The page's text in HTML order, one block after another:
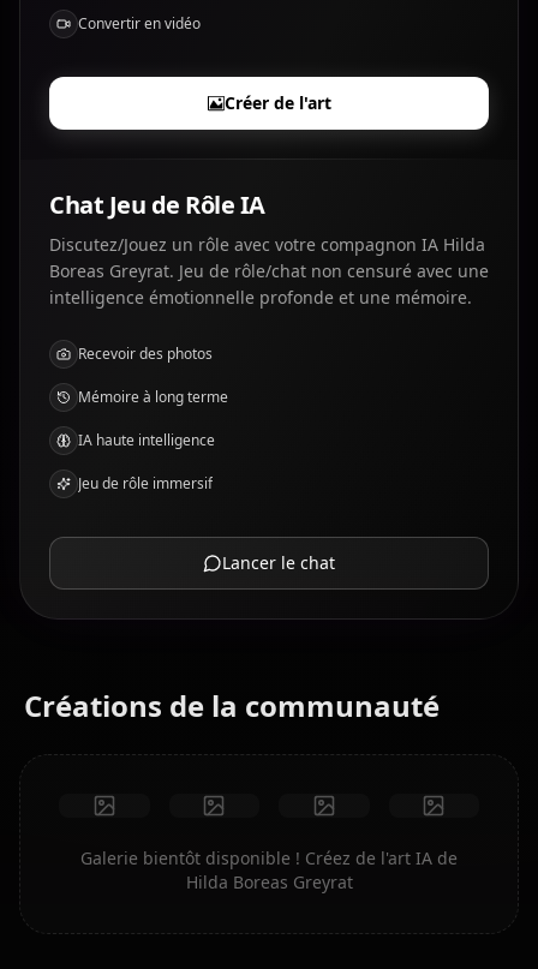
Convertir en vidéo
Créer de l'art
Chat Jeu de Rôle IA
Discutez/Jouez un rôle avec votre compagnon IA Hilda
Boreas Greyrat. Jeu de rôle/chat non censuré avec une
intelligence émotionnelle profonde et une mémoire.
Recevoir des photos
Mémoire à long terme
IA haute intelligence
Jeu de rôle immersif
Lancer le chat
Créations de la communauté
Galerie bientôt disponible ! Créez de l'art IA de
Hilda Boreas Greyrat